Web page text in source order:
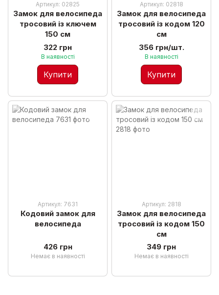
Артикул: 02825
Замок для велосипеда
тросовий із ключем
150 см
322 грн
В наявності
Купити
Артикул: 02818
Замок для велосипеда
тросовий із кодом 120
см
356 грн/шт.
В наявності
Купити
Артикул: 7631
Кодовий замок для
велосипеда
426 грн
Немає в наявності
Артикул: 2818
Замок для велосипеда
тросовий із кодом 150
см
349 грн
Немає в наявності